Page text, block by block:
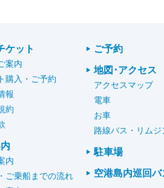
ケット
案内
購入・ご予約
報
約
内
ご乗船までの流れ
ご予約
地図･アクセス
アクセスマップ
電車
お車
路線バス・リムジ
駐車場
空港島内巡回バ